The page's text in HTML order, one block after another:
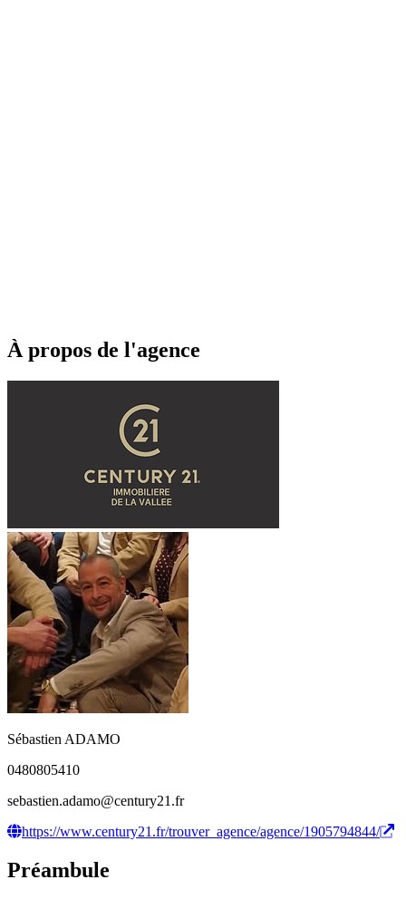
À propos de l'agence
Sébastien ADAMO
0480805410
sebastien.adamo@century21.fr
https://www.century21.fr/trouver_agence/agence/1905794844/
Préambule